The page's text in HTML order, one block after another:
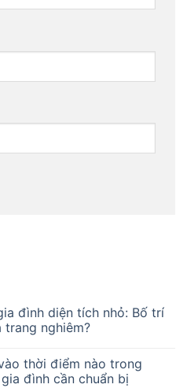
đình diện tích nhỏ: Bố trí
nghiêm?
thời điểm nào trong
đình cần chuẩn bị